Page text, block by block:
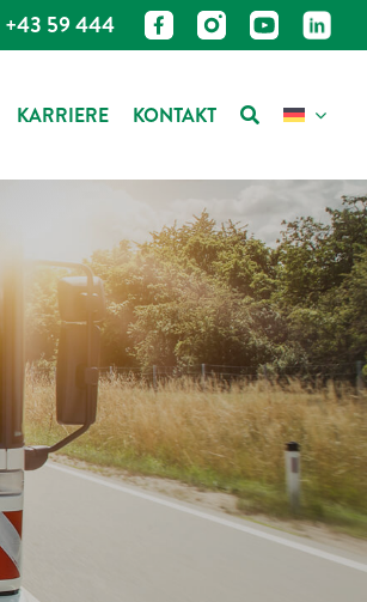
+43 59 444
KARRIERE KONTAKT